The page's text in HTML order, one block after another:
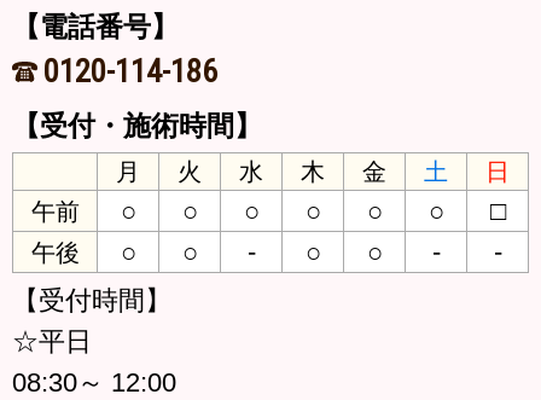
【電話番号】
0120-114-186
【受付・施術時間】
月 火 水 木 金 土
日
午前
○ ○ ○ ○ ○ ○ □
午後 ○ ○ - ○ ○ -
-
【受付時間】
☆平日
08:30～ 12:00